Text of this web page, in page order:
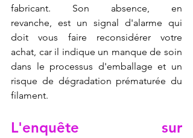
fabricant. Son absence, en
revanche, est un signal d'alarme qui
doit vous faire reconsidérer votre
achat, car il indique un manque de soin
dans le processus d'emballage et un
risque de dégradation prématurée du
filament.
L'enquête sur